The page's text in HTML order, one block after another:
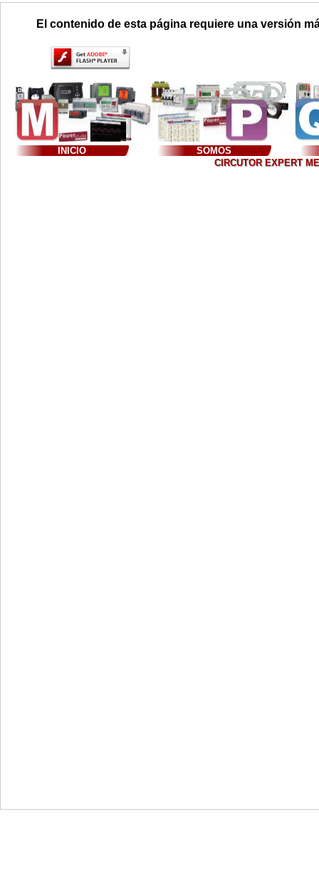
El contenido de esta página requiere una versión
INICIO
SOMOS
CIRCUTOR EXPERT